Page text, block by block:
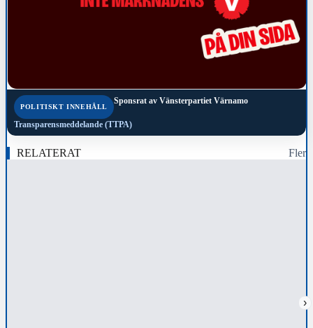
POLITISKT INNEHÅLL
Sponsrat av Vänsterpartiet Värnamo
Transparensmeddelande (TTPA)
RELATERAT Fler
›